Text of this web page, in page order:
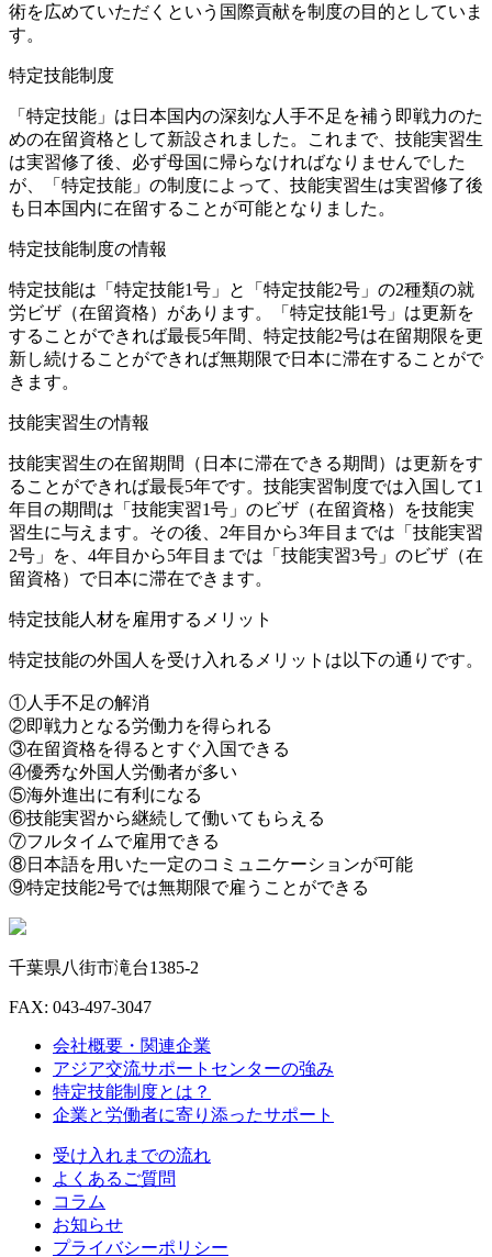
術を広めていただくという国際貢献を制度の目的としていま
す。
特定技能制度
「特定技能」は日本国内の深刻な人手不足を補う即戦力のた
めの在留資格として新設されました。これまで、技能実習生
は実習修了後、必ず母国に帰らなければなりませんでした
が、「特定技能」の制度によって、技能実習生は実習修了後
も日本国内に在留することが可能となりました。
特定技能制度の情報
特定技能は「特定技能1号」と「特定技能2号」の2種類の就
労ビザ（在留資格）があります。「特定技能1号」は更新を
することができれば最長5年間、特定技能2号は在留期限を更
新し続けることができれば無期限で日本に滞在することがで
きます。
技能実習生の情報
技能実習生の在留期間（日本に滞在できる期間）は更新をす
ることができれば最長5年です。技能実習制度では入国して1
年目の期間は「技能実習1号」のビザ（在留資格）を技能実
習生に与えます。その後、2年目から3年目までは「技能実習
2号」を、4年目から5年目までは「技能実習3号」のビザ（在
留資格）で日本に滞在できます。
特定技能人材を雇用するメリット
特定技能の外国人を受け入れるメリットは以下の通りです。
①人手不足の解消
②即戦力となる労働力を得られる
③在留資格を得るとすぐ入国できる
④優秀な外国人労働者が多い
⑤海外進出に有利になる
⑥技能実習から継続して働いてもらえる
⑦フルタイムで雇用できる
⑧日本語を用いた一定のコミュニケーションが可能
⑨特定技能2号では無期限で雇うことができる
千葉県八街市滝台1385-2
FAX: 043-497-3047
会社概要・関連企業
アジア交流サポートセンターの強み
特定技能制度とは？
企業と労働者に寄り添ったサポート
受け入れまでの流れ
よくあるご質問
コラム
お知らせ
プライバシーポリシー